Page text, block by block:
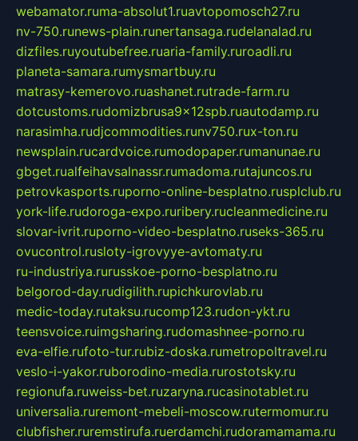
webamator.ruma-absolut1.ruavtopomosch27.ru
nv-750.runews-plain.runertansaga.rudelanalad.ru
dizfiles.ruyoutubefree.ruaria-family.ruroadli.ru
planeta-samara.rumysmartbuy.ru
matrasy-kemerovo.ruashanet.rutrade-farm.ru
dotcustoms.rudomizbrusa9x12spb.ruautodamp.ru
narasimha.rudjcommodities.runv750.rux-ton.ru
newsplain.rucardvoice.rumodopaper.rumanunae.ru
gbget.rualfeihavsalnassr.rumadoma.rutajuncos.ru
petrovkasports.ruporno-online-besplatno.rusplclub.ru
york-life.rudoroga-expo.ruribery.rucleanmedicine.ru
slovar-ivrit.ruporno-video-besplatno.ruseks-365.ru
ovucontrol.rusloty-igrovyye-avtomaty.ru
ru-industriya.rurusskoe-porno-besplatno.ru
belgorod-day.rudigilith.rupichkurovlab.ru
medic-today.rutaksu.rucomp123.rudon-ykt.ru
teensvoice.ruimgsharing.rudomashnee-porno.ru
eva-elfie.rufoto-tur.rubiz-doska.rumetropoltravel.ru
veslo-i-yakor.ruborodino-media.rurostotsky.ru
regionufa.ruweiss-bet.ruzaryna.rucasinotablet.ru
universalia.ruremont-mebeli-moscow.rutermomur.ru
clubfisher.ruremstirufa.ruerdamchi.rudoramamama.ru